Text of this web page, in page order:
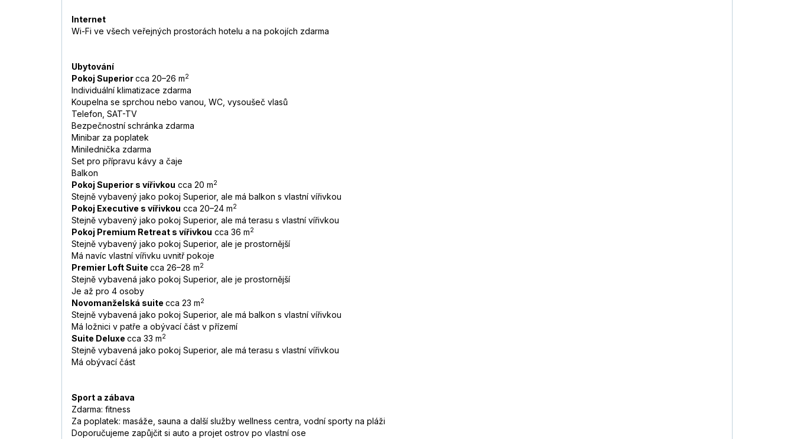
Internet
Wi-Fi ve všech veřejných prostorách hotelu a na pokojích zdarma
Ubytování
Pokoj Superiorcca 20–26 m2
Individuální klimatizace zdarma
Koupelna se sprchou nebo vanou, WC, vysoušeč vlasů
Telefon, SAT-TV
Bezpečnostní schránka zdarma
Minibar za poplatek
Minilednička zdarma
Set pro přípravu kávy a čaje
Balkon
Pokoj Superior s vířivkou cca 20 m2
Stejně vybavený jako pokoj Superior, ale má balkon s vlastní vířivkou
Pokoj Executive s vířivkou cca 20–24 m2
Stejně vybavený jako pokoj Superior, ale má terasu s vlastní vířivkou
Pokoj Premium Retreat s vířivkou cca 36 m2
Stejně vybavený jako pokoj Superior, ale je prostornější
Má navíc vlastní vířivku uvnitř pokoje
Premier Loft Suite cca 26–28 m2
Stejně vybavená jako pokoj Superior, ale je prostornější
Je až pro 4 osoby
Novomanželská suite cca 23 m2
Stejně vybavená jako pokoj Superior, ale má balkon s vlastní vířivkou
Má ložnici v patře a obývací část v přízemí
Suite Deluxe cca 33 m2
Stejně vybavená jako pokoj Superior, ale má terasu s vlastní vířivkou
Má obývací část
Sport a zábava
Zdarma: fitness
Za poplatek: masáže, sauna a další služby wellness centra, vodní sporty na pláži
Doporučujeme zapůjčit si auto a projet ostrov po vlastní ose